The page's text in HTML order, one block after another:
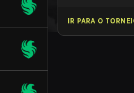
IR PARA O